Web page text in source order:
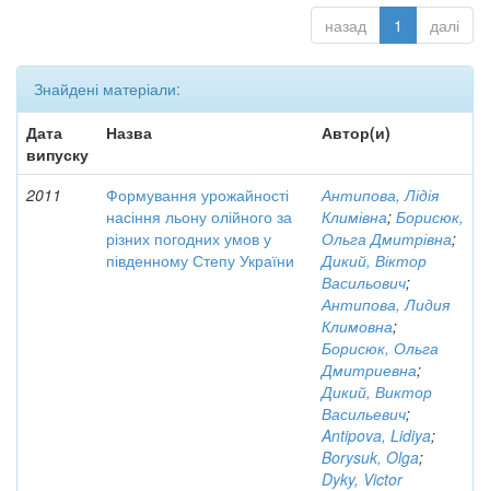
назад 1 далі
Знайдені матеріали:
Дата
випуску
Назва Автор(и)
2011
Формування урожайності
насіння льону олійного за
різних погодних умов у
південному Степу України
Антипова, Лідія
Климівна; Борисюк,
Ольга Дмитрівна;
Дикий, Віктор
Васильович;
Антипова, Лидия
Климовна;
Борисюк, Ольга
Дмитриевна;
Дикий, Виктор
Васильевич;
Antipova, Lidiya;
Borysuk, Olga;
Dyky, Victor